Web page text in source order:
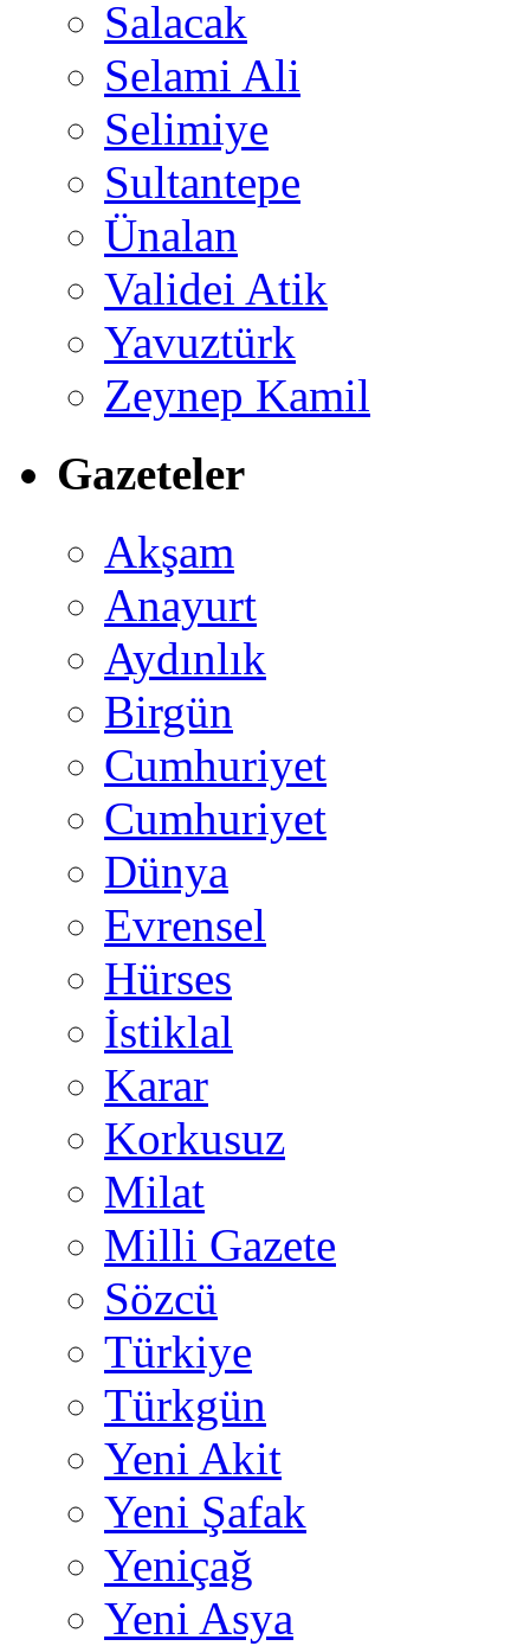
Salacak
Selami Ali
Selimiye
Sultantepe
Ünalan
Validei Atik
Yavuztürk
Zeynep Kamil
Gazeteler
Akşam
Anayurt
Aydınlık
Birgün
Cumhuriyet
Cumhuriyet
Dünya
Evrensel
Hürses
İstiklal
Karar
Korkusuz
Milat
Milli Gazete
Sözcü
Türkiye
Türkgün
Yeni Akit
Yeni Şafak
Yeniçağ
Yeni Asya